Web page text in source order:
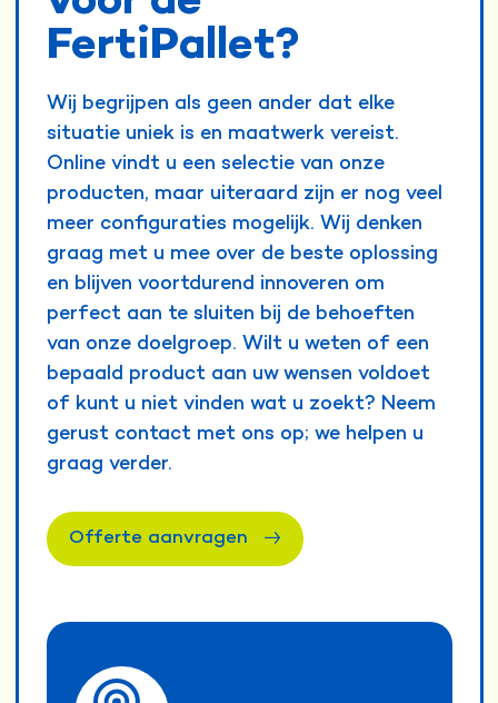
FertiPallet?
Wij begrijpen als geen ander dat elke
situatie uniek is en maatwerk vereist.
Online vindt u een selectie van onze
producten, maar uiteraard zijn er nog veel
meer configuraties mogelijk. Wij denken
graag met u mee over de beste oplossing
en blijven voortdurend innoveren om
perfect aan te sluiten bij de behoeften
van onze doelgroep. Wilt u weten of een
bepaald product aan uw wensen voldoet
of kunt u niet vinden wat u zoekt? Neem
gerust contact met ons op; we helpen u
graag verder.
Offerte aanvragen